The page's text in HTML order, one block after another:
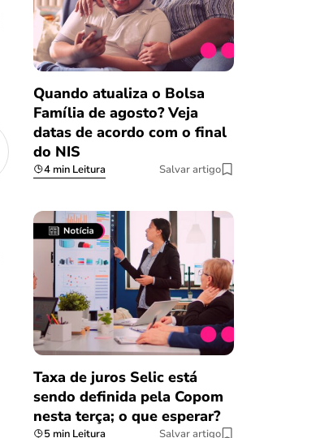
Quando atualiza o Bolsa
Família de agosto? Veja
datas de acordo com o final
do NIS
4 min Leitura Salvar artigo
Taxa de juros Selic está
sendo definida pela Copom
nesta terça; o que esperar?
5 min Leitura Salvar artigo